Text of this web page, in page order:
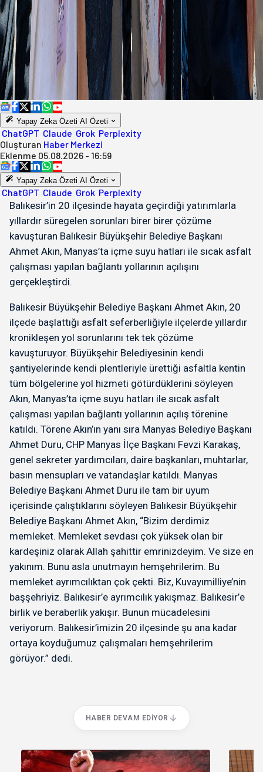
Yapay Zeka Özeti AI Özeti
ChatGPT Claude Grok Perplexity
Oluşturan Haber Merkezi
Eklenme 05.08.2026 - 16:59
Yapay Zeka Özeti AI Özeti
ChatGPT Claude Grok Perplexity
Balıkesir’in 20 ilçesinde hayata geçirdiği yatırımlarla
yıllardır süregelen sorunları birer birer çözüme
kavuşturan Balıkesir Büyükşehir Belediye Başkanı
Ahmet Akın, Manyas’ta içme suyu hatları ile sıcak asfalt
çalışması yapılan bağlantı yollarının açılışını
gerçekleştirdi.
Balıkesir Büyükşehir Belediye Başkanı Ahmet Akın, 20
ilçede başlattığı asfalt seferberliğiyle ilçelerde yıllardır
kronikleşen yol sorunlarını tek tek çözüme
kavuşturuyor. Büyükşehir Belediyesinin kendi
şantiyelerinde kendi plentleriyle ürettiği asfaltla kentin
tüm bölgelerine yol hizmeti götürdüklerini söyleyen
Akın, Manyas’ta içme suyu hatları ile sıcak asfalt
çalışması yapılan bağlantı yollarının açılış törenine
katıldı. Törene Akın’ın yanı sıra Manyas Belediye Başkanı
Ahmet Duru, CHP Manyas İlçe Başkanı Fevzi Karakaş,
genel sekreter yardımcıları, daire başkanları, muhtarlar,
basın mensupları ve vatandaşlar katıldı. Manyas
Belediye Başkanı Ahmet Duru ile tam bir uyum
içerisinde çalıştıklarını söyleyen Balıkesir Büyükşehir
Belediye Başkanı Ahmet Akın, “Bizim derdimiz
memleket. Memleket sevdası çok yüksek olan bir
kardeşiniz olarak Allah şahittir emrinizdeyim. Ve size en
yakınım. Bunu asla unutmayın hemşehrilerim. Bu
memleket ayrımcılıktan çok çekti. Biz, Kuvayımilliye’nin
başşehriyiz. Balıkesir’e ayrımcılık yakışmaz. Balıkesir’e
birlik ve beraberlik yakışır. Bunun mücadelesini
veriyorum. Balıkesir’imizin 20 ilçesinde şu ana kadar
ortaya koyduğumuz çalışmaları hemşehrilerim
görüyor.” dedi.
HABER DEVAM EDIYOR